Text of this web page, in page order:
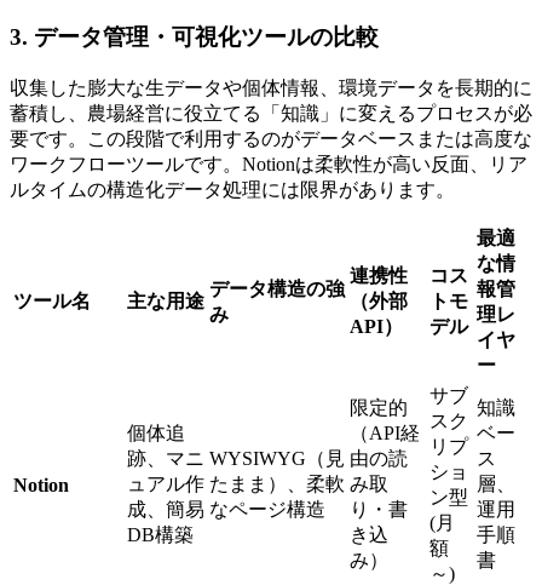
3. データ管理・可視化ツールの比較
収集した膨大な生データや個体情報、環境データを長期的に
蓄積し、農場経営に役立てる「知識」に変えるプロセスが必
要です。この段階で利用するのがデータベースまたは高度な
ワークフローツールです。Notionは柔軟性が高い反面、リア
ルタイムの構造化データ処理には限界があります。
ツール名 主な用途
データ構造の強
み
連携性
（外部
API）
コス
トモ
デル
最適
な情
報管
理レ
イヤ
ー
Notion
個体追
跡、マニ
ュアル作
成、簡易
DB構築
WYSIWYG（見
たまま）、柔軟
なページ構造
限定的
（API経
由の読
み取
り・書
き込
み）
サブ
スク
リプ
ショ
ン型
(月
額
～)
知識
ベー
ス
層、
運用
手順
書